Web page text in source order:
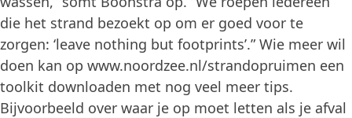
die het strand bezoekt op om er goed voor te
zorgen: ‘leave nothing but footprints’.” Wie meer wil
doen kan op www.noordzee.nl/strandopruimen een
toolkit downloaden met nog veel meer tips.
Bijvoorbeeld over waar je op moet letten als je afval